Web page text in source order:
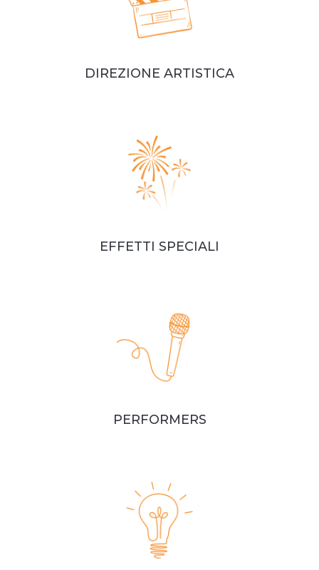
DIREZIONE ARTISTICA
EFFETTI SPECIALI
PERFORMERS